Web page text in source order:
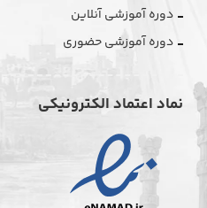
دوره آموزشی آنلاین
دوره آموزشی حضوری
نماد اعتماد الکترونیکی